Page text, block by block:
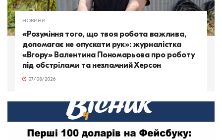
НОВИНИ
«Розуміння того, що твоя робота важлива,
допомагає не опускати рук»: журналістка
«Вгору» Валентина Пономарьова про роботу
під обстрілами та незламний Херсон
07/08/2026